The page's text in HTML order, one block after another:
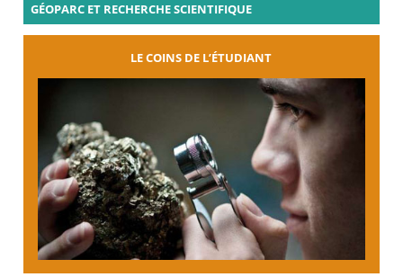
GÉOPARC ET RECHERCHE SCIENTIFIQUE
LE COINS DE L’ÉTUDIANT